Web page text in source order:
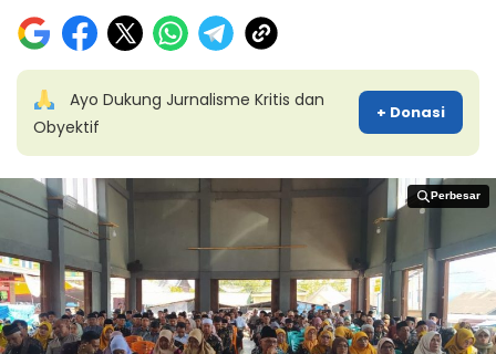
Ayo Dukung Jurnalisme Kritis dan
Obyektif
+ Donasi
Perbesar
Perbesar